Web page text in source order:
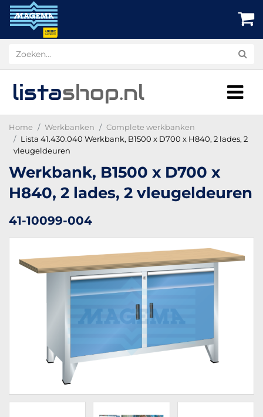
listashop.nl
Home Werkbanken
Complete werkbanken
Lista 41.430.040 Werkbank, B1500 x D700 x H840, 2 lades, 2
vleugeldeuren
Werkbank, B1500 x D700 x
H840, 2 lades, 2 vleugeldeuren
41-10099-004